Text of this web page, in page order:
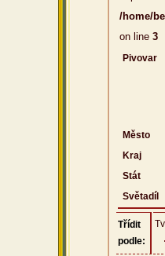
/home/
on line 3
Pivovar
Město
Kraj
Stát
Světadíl
Třídit
podle: